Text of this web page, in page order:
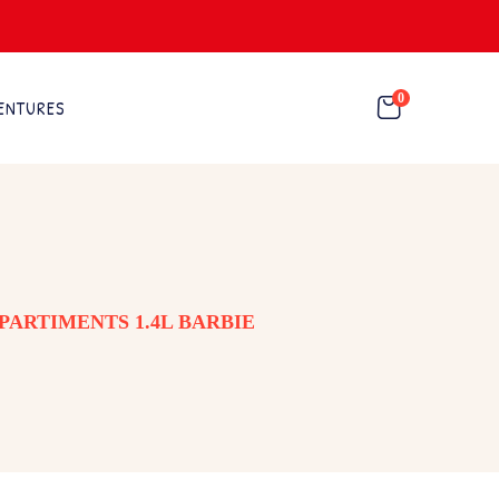
0
1.4L BARBIE